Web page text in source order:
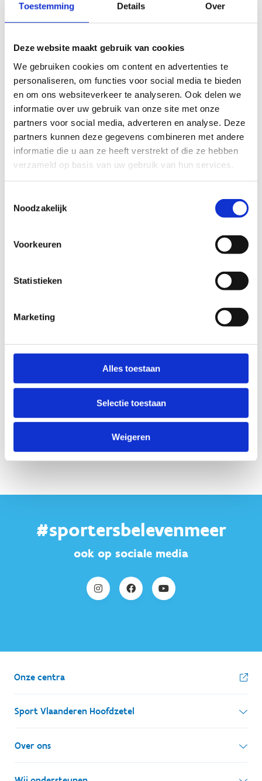
Toestemming Details Over
Deze website maakt gebruik van cookies
We gebruiken cookies om content en advertenties te
personaliseren, om functies voor social media te bieden
en om ons websiteverkeer te analyseren. Ook delen we
informatie over uw gebruik van onze site met onze
partners voor social media, adverteren en analyse. Deze
partners kunnen deze gegevens combineren met andere
informatie die u aan ze heeft verstrekt of die ze hebben
verzameld op basis van uw gebruik van hun services.
Noodzakelijk
Voorkeuren
Statistieken
Marketing
Alles toestaan
Selectie toestaan
Weigeren
Tornooi**
Picoo-consoles: rennen, reageren, samenwerken
**Gezinnen nemen het in toernooivorm tegen
elkaar op in verschillende actieve games
Prijs: €23 per persoon
Inbegrepen in de prijs zit de begeleiding van de
Meer weten? Neem contact met ons
op!
+32 50 35 08 61
#sportersbelevenmeer
ook op sociale media
Onze centra
Sport Vlaanderen Hoofdzetel
Simon Bolivarlaan 17
1000 Brussel
Over ons
Wie zijn we, wat doen we